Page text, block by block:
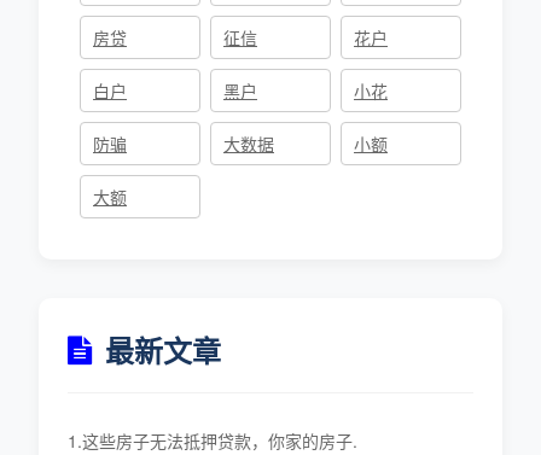
房贷 征信 花户
白户 黑户 小花
防骗 大数据 小额
大额
最新文章
1.这些房子无法抵押贷款，你家的房子.